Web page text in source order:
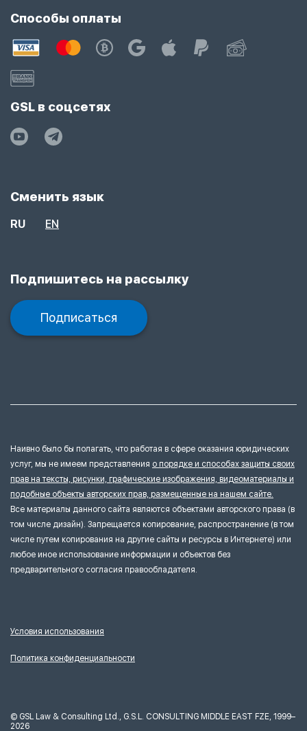
Способы оплаты
GSL в соцсетях
Сменить язык
RU EN
Подпишитесь на рассылку
Подписаться
Наивно было бы полагать, что работая в сфере оказания юридических
услуг, мы не имеем представления о порядке и способах защиты своих
прав на тексты, рисунки, графические изображения, видеоматериалы и
подобные объекты авторских прав, размещенные на нашем сайте.
Все материалы данного сайта являются объектами авторского права (в
том числе дизайн). Запрещается копирование, распространение (в том
числе путем копирования на другие сайты и ресурсы в Интернете) или
любое иное использование информации и объектов без
предварительного согласия правообладателя.
Условия использования
Политика конфиденциальности
© GSL Law & Consulting Ltd., G.S.L. CONSULTING MIDDLE EAST FZE, 1999–
2026